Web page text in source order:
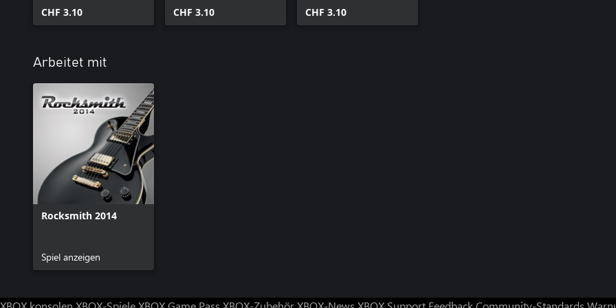
CHF 3.10 CHF 3.10 CHF 3.10
Arbeitet mit
Rocksmith 2014
Spiel anzeigen